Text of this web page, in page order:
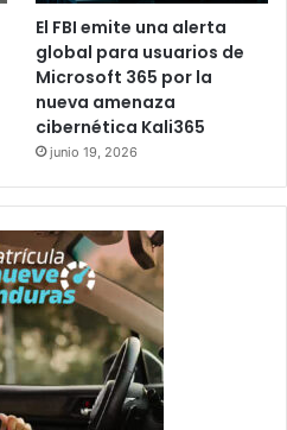
El FBI emite una alerta
global para usuarios de
Microsoft 365 por la
nueva amenaza
cibernética Kali365
junio 19, 2026